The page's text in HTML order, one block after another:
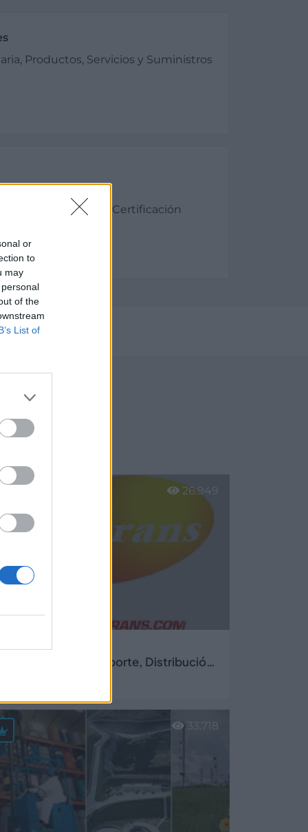
or
to
may
of the
List of
Productos, Servicios y Suministros
miembro de:
de Normalización y Certificación
* Guttrans, S.L. Transporte, Distribución y Logística
más
26.949
33.718